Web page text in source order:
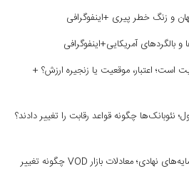
و زنگ خطر پیری +اینفوگرافی
بالگردهای آمریکایی+اینفوگرافی
است؛ اعتبار، موقعیت یا زنجیره ارزش؟ +
نئوبانک‌ها چگونه قواعد رقابت را تغییر دادند؟
از نبرد بر سر محتوا تا ورود سرمایه‌های نهادی؛ معادلات بازار VOD چگونه تغییر